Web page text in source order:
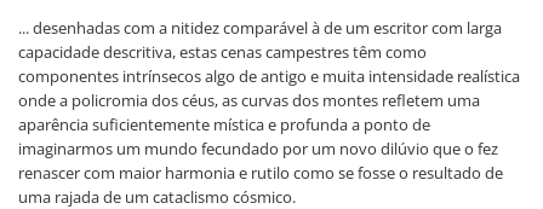
... desenhadas com a nitidez comparável à de um escritor com larga
capacidade descritiva, estas cenas campestres têm como
componentes intrínsecos algo de antigo e muita intensidade realística
onde a policromia dos céus, as curvas dos montes refletem uma
aparência suficientemente mística e profunda a ponto de
imaginarmos um mundo fecundado por um novo dilúvio que o fez
renascer com maior harmonia e rutilo como se fosse o resultado de
uma rajada de um cataclismo cósmico.